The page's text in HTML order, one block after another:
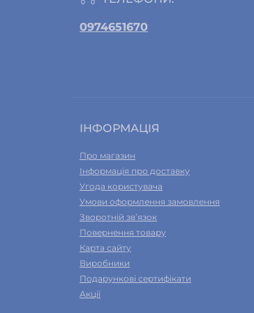
0974651670
ІНФОРМАЦІЯ
Про магазин
Інформація про доставку
Угода користувача
Умови оформлення замовлення
Зворотній зв’язок
Повернення товару
Карта сайту
Виробники
Подарункові сертифікати
Акції